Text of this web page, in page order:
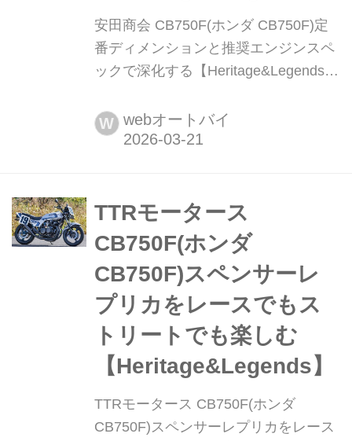
安田商会 CB750F(ホンダ CB750F)定
番ディメンションと推奨エンジンスペ
ックで深化する【Heritage&Legends】
▶▶▶カスタムとメンテナンスのこと
ならヘリテイジ&レジェンズ handl-
ベースに置き、赤と白でアレンジした
ホンダCB750F。CB-Fミーティングや
第3回CB...
W webオートバイ
TTRモータース
CB750F(ホンダ
CB750F)スペンサーレ
プリカをレースでもス
トリートでも楽しむ
【Heritage&Legends】
TTRモータース CB750F(ホンダ
CB750F)スペンサーレプリカをレース